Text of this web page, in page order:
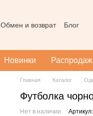
Обмен и возврат
Блог
Новинки
Главная Каталог
Футболка
Нет в наличии